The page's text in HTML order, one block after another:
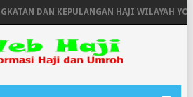
DAN KEPULANGAN HAJI WILAYAH